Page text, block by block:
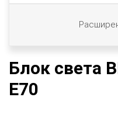
Блок света
E70